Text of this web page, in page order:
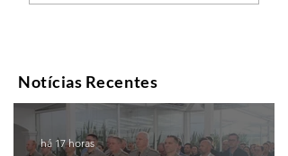
Notícias Recentes
há 17 horas